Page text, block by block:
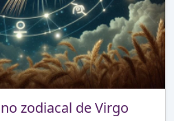
zodiacal de Virgo